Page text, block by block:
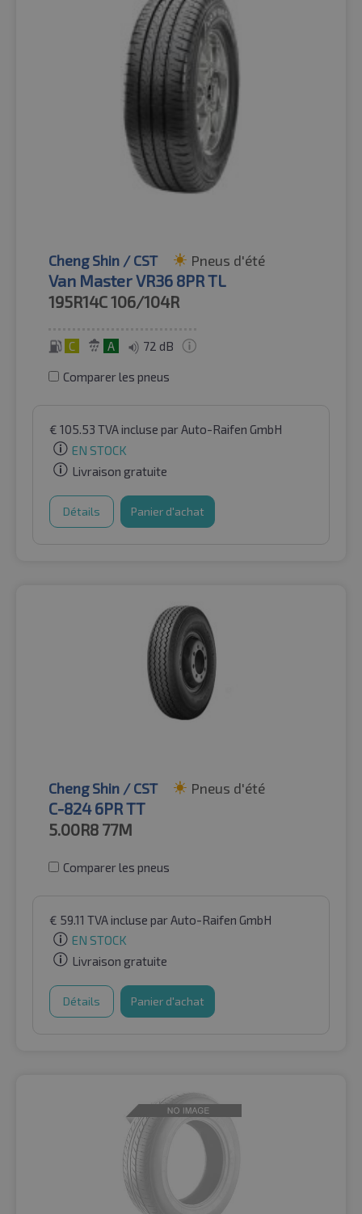
Cheng Shin / CST Pneus d'été
Van Master VR36 8PR TL
195R14C106/104R
C A 72 dB
Comparer les pneus
€ 105.53 TVA incluse par Auto-Raifen GmbH
EN STOCK
Livraison gratuite
Détails Panier d'achat
Cheng Shin / CST Pneus d'été
C-824 6PR TT
5.00R8 77M
Comparer les pneus
€ 59.11 TVA incluse par Auto-Raifen GmbH
EN STOCK
Livraison gratuite
Détails Panier d'achat